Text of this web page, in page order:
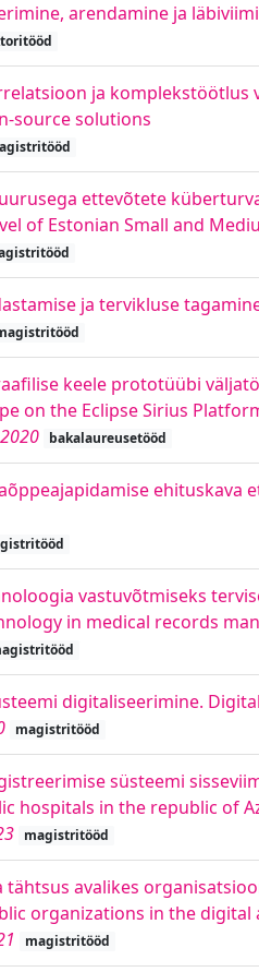
arendamine ja
ja komplekstöötlus
source solutions
ettevõtete
of Estonian Small and
ja tervikluse
keele prototüübi
on the Eclipse Sirius
bakalaureusetööd
ehituskava
vastuvõtmiseks
in medical records
digitaliseerimine.
magistritööd
süsteemi
hospitals in the republic of
magistritööd
avalikes
organizations in the digital
magistritööd